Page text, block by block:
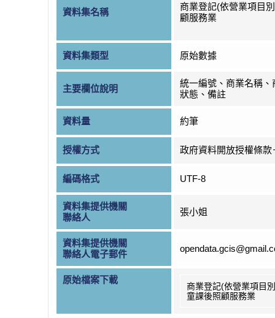
資料集名稱
商業登記(依營業項目
顧服務業
資料集類型 原始數據
主要欄位說明
統一編號、商業名稱、
狀態、備註
資料量 約筆
授權方式 政府資料開放授權條款
編碼格式 UTF-8
資料集提供機關
聯絡人
張小姐
資料集提供機關
聯絡人電子郵件
原始檔案下載
商業登記(依營業項目
童課後照顧服務業